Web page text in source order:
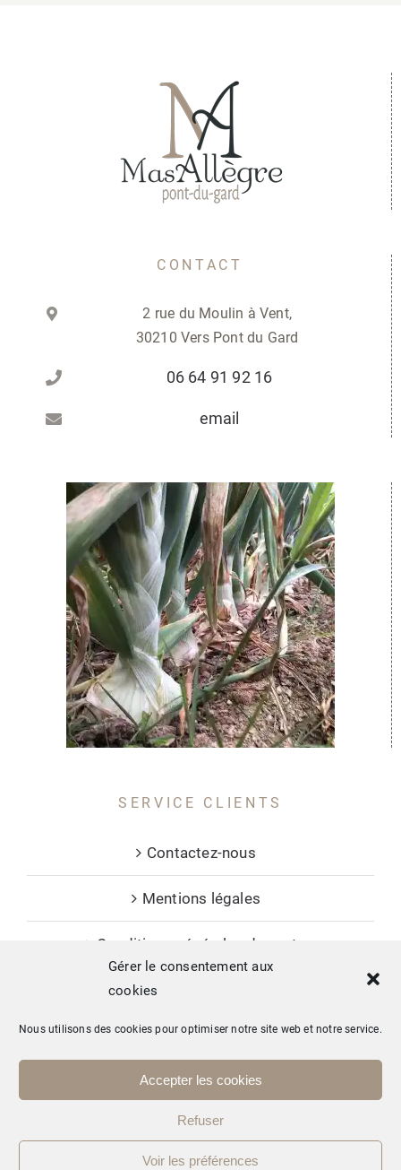
Gérer le consentement aux
cookies
Nous utilisons des cookies pour optimiser notre site web et notre service.
Accepter les cookies
Refuser
Voir les préférences
CONTACT
2 rue du Moulin à Vent,
30210 Vers Pont du Gard
06 64 91 92 16
email
SERVICE CLIENTS
Contactez-nous
Mentions légales
Conditions générales de vente
Studio Ekodesign